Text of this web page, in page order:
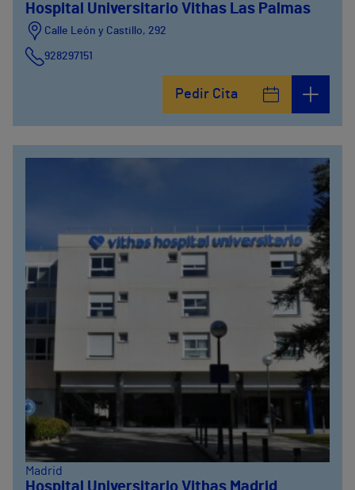
Hospital Universitario Vithas Las Palmas
Calle León y Castillo, 292
928297151
Pedir Cita
Madrid
Hospital Universitario Vithas Madrid